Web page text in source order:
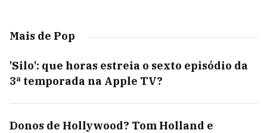
Mais de Pop
'Silo': que horas estreia o sexto episódio da
3ª temporada na Apple TV?
Donos de Hollywood? Tom Holland e